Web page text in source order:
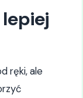
ręki, ale